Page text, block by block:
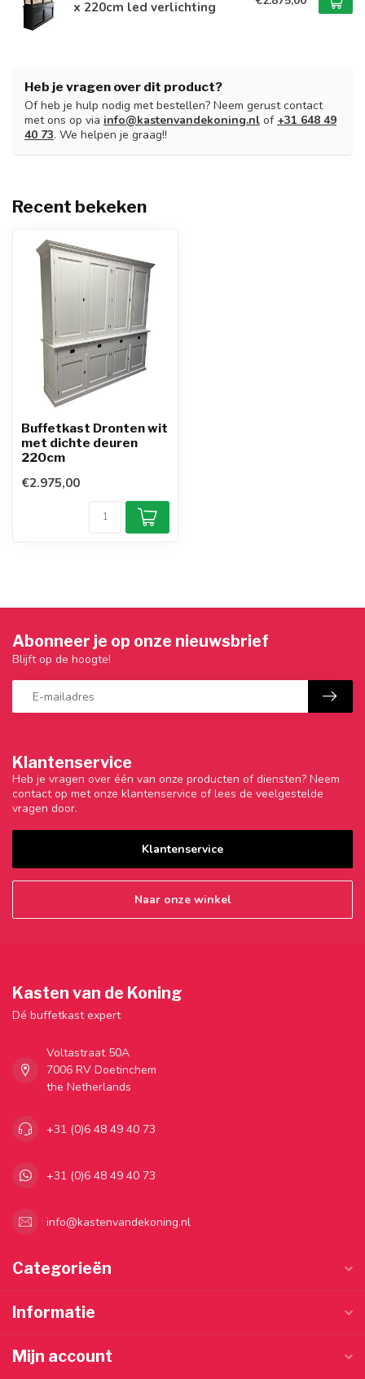
x 220cm led verlichting
Heb je vragen over dit product?
Of heb je hulp nodig met bestellen? Neem gerust contact
met ons op via info@kastenvandekoning.nl of +31 648 49
40 73. We helpen je graag!!
Recent bekeken
Buffetkast Dronten wit
met dichte deuren
220cm
€2.975,00
Klantenservice
Heb je vragen over één van onze producten of diensten? Neem
contact op met onze klantenservice of lees de veelgestelde
vragen door.
Klantenservice
Naar onze winkel
Abonneer je op onze nieuwsbrief
Blijft op de hoogte!
Kasten van de Koning
Dé buffetkast expert
Voltastraat 50A
7006 RV Doetinchem
the Netherlands
+31 (0)6 48 49 40 73
+31 (0)6 48 49 40 73
info@kastenvandekoning.nl
Categorieën
Informatie
Mijn account